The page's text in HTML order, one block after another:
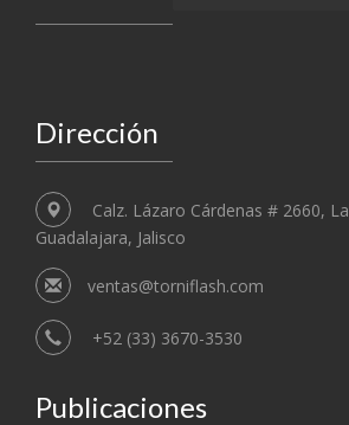
Dirección
Calz. Lázaro Cárdenas # 2660,
Guadalajara, Jalisco
ventas@torniflash.com
+52 (33) 3670-3530
Publicaciones